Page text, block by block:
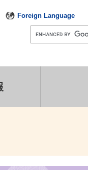
Foreign Language